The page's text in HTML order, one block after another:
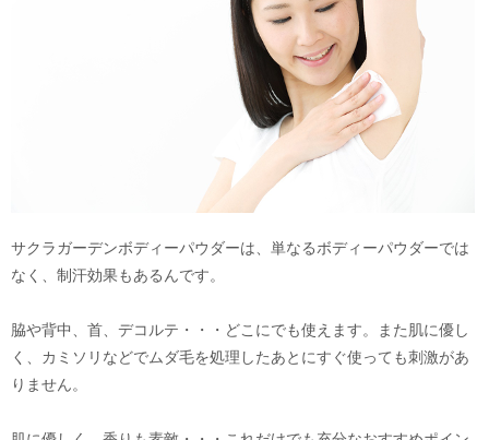
サクラガーデンボディーパウダーは、単なるボディーパウダーでは
なく、制汗効果もあるんです。
脇や背中、首、デコルテ・・・どこにでも使えます。また肌に優し
く、カミソリなどでムダ毛を処理したあとにすぐ使っても刺激があ
りません。